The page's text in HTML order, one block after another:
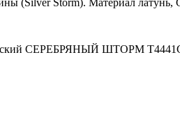
СЕРЕБРЯНЫЙ ШТОРМ